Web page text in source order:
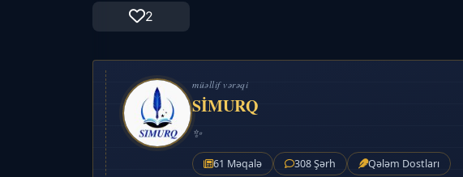
2
müəllif vərəqi
SİMURQ
✨
61 Məqalə 308 Şərh Qələm Dostları